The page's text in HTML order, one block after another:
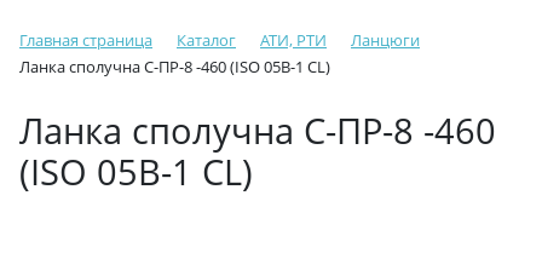
Главная страница Каталог АТИ, РТИ
Ланцюги
Ланка сполучна С-ПР-8 -460 (ISO 05B-1 CL)
Ланка сполучна С-ПР-8 -460
(ISO 05B-1 CL)